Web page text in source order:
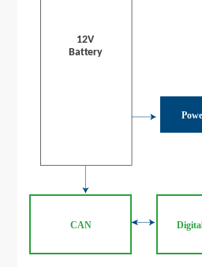
CAN